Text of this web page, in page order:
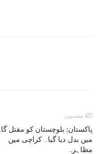
اگلا مضمون
پاکستان: بلوچستان کو مقتل گاہ
میں بدل دیا گیا۔ کراچی میں
مظاہرہ